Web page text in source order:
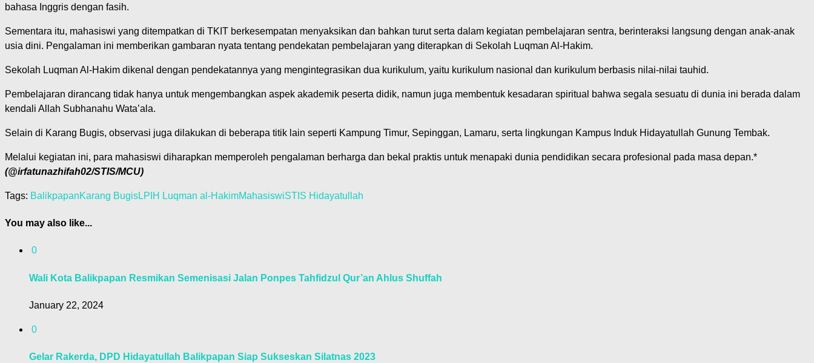
bahasa Inggris dengan fasih.
Sementara itu, mahasiswi yang ditempatkan di TKIT berkesempatan menyaksikan dan bahkan turut serta dalam kegiatan pembelajaran sentra, berinteraksi langsung dengan anak-anak
usia dini. Pengalaman ini memberikan gambaran nyata tentang pendekatan pembelajaran yang diterapkan di Sekolah Luqman Al-Hakim.
Sekolah Luqman Al-Hakim dikenal dengan pendekatannya yang mengintegrasikan dua kurikulum, yaitu kurikulum nasional dan kurikulum berbasis nilai-nilai tauhid.
Pembelajaran dirancang tidak hanya untuk mengembangkan aspek akademik peserta didik, namun juga membentuk kesadaran spiritual bahwa segala sesuatu di dunia ini berada dalam
kendali Allah Subhanahu Wata’ala.
Selain di Karang Bugis, observasi juga dilakukan di beberapa titik lain seperti Kampung Timur, Sepinggan, Lamaru, serta lingkungan Kampus Induk Hidayatullah Gunung Tembak.
Melalui kegiatan ini, para mahasiswi diharapkan memperoleh pengalaman berharga dan bekal praktis untuk menapaki dunia pendidikan secara profesional pada masa depan.*
(@irfatunazhifah02/STIS/MCU)
Tags: BalikpapanKarang BugisLPIH Luqman al-HakimMahasiswiSTIS Hidayatullah
You may also like...
0
Wali Kota Balikpapan Resmikan Semenisasi Jalan Ponpes Tahfidzul Qur’an Ahlus Shuffah
January 22, 2024
0
Gelar Rakerda, DPD Hidayatullah Balikpapan Siap Sukseskan Silatnas 2023